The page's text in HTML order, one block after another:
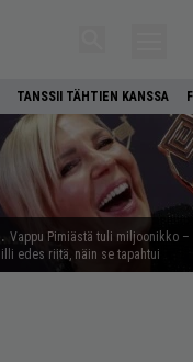
TANSSII TÄHTIEN KANSSA
Vappu Pimiästä tuli miljoonikko
edes riitä, näin se tapahtui